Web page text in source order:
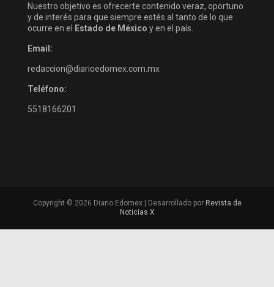
Nuestro objetivo es ofrecerte contenido veraz, oportuno
y de interés para que siempre estés al tanto de lo que
ocurre en el
Estado de México y en el país.
Email:
redaccion@diarioedomex.com.mx
Teléfono:
5518166201
Copyright © 2026 Diario Edomex | Desarrollado por Revista de
Noticias X